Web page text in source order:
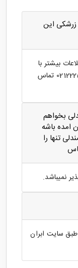
این
بیشتر با
بخش فروش ایران میز با شماره 02122253925 تماس
بخواهم
بیرون امده باشه
تنها را
نمیباشد.
سلام- قیمت صندلی WST-3 طبق سایت ابران